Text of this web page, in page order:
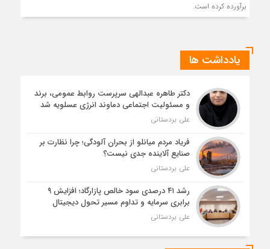
برآورده کرده است.
یادداشت ها
دکتر طاهره عبدالهی سرپرست روابط عمومی، برند
و مسئولیت اجتماعی دماوند انرژی عسلویه شد
علی بردستانی
فریاد مردم میانلو از بحران آلودگی؛ چرا نظارت بر
صنایع آلاینده جدی نیست؟
علی بردستانی
رشد ۴۱ درصدی سود خالص پازارگاد؛ افزایش ۹
برابری سرمایه و تداوم مسیر تحول دیجیتال
علی بردستانی